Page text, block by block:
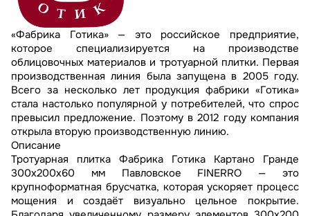
«Фабрика Готика» — это российское предприятие,
которое специализируется на производстве
облицовочных материалов и тротуарной плитки. Первая
производственная линия была запущена в 2005 году.
Всего за несколько лет продукция фабрики «Готика»
стала настолько популярной у потребителей, что спрос
превысил предложение. Поэтому в 2012 году компания
открыла вторую производственную линию.
Описание
Тротуарная плитка Фабрика Готика Картано Гранде
300х200х60 мм Павловское FINERRO — это
крупноформатная брусчатка, которая ускоряет процесс
мощения и создаёт визуально цельное покрытие.